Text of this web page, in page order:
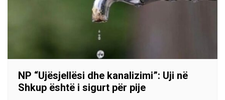
NP “Ujësjellësi dhe kanalizimi”: Uji në
Shkup është i sigurt për pije